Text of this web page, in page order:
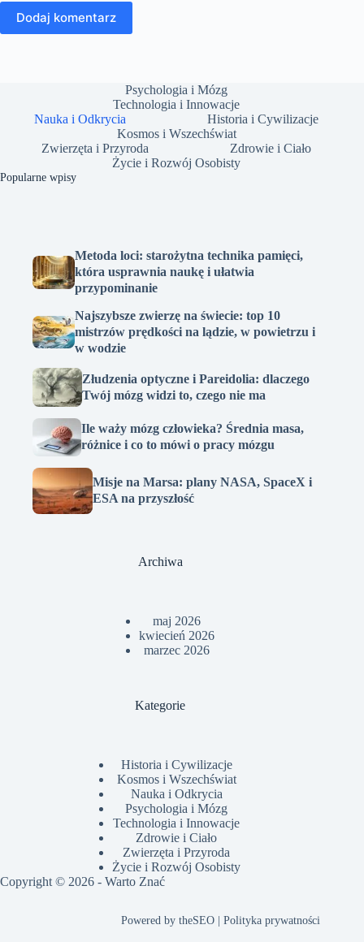
Dodaj komentarz
Psychologia i Mózg
Technologia i Innowacje
Nauka i Odkrycia
Historia i Cywilizacje
Kosmos i Wszechświat
Zwierzęta i Przyroda
Zdrowie i Ciało
Życie i Rozwój Osobisty
Popularne wpisy
Metoda loci: starożytna technika pamięci,
która usprawnia naukę i ułatwia
przypominanie
Najszybsze zwierzę na świecie: top 10
mistrzów prędkości na lądzie, w powietrzu i
w wodzie
Złudzenia optyczne i Pareidolia: dlaczego
Twój mózg widzi to, czego nie ma
Ile waży mózg człowieka? Średnia masa,
różnice i co to mówi o pracy mózgu
Misje na Marsa: plany NASA, SpaceX i
ESA na przyszłość
Archiwa
maj 2026
kwiecień 2026
marzec 2026
Kategorie
Historia i Cywilizacje
Kosmos i Wszechświat
Nauka i Odkrycia
Psychologia i Mózg
Technologia i Innowacje
Zdrowie i Ciało
Zwierzęta i Przyroda
Życie i Rozwój Osobisty
Copyright © 2026 - Warto Znać
Powered bytheSEO |Polityka prywatności